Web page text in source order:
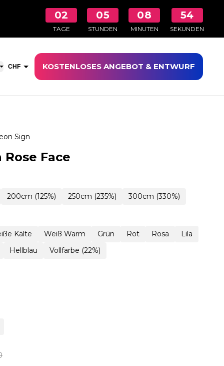
02
TAGE
05
STUNDEN
08
MINUTEN
53
SEKUNDEN
öffnen
CHF KOSTENLOSES ANGEBOT & ENTWURF
Sign
Rose Face
200cm (125%) 250cm (235%) 300cm (330%)
Kälte Weiß Warm Grün Rot Rosa
Lila
Hellblau
Vollfarbe (22%)